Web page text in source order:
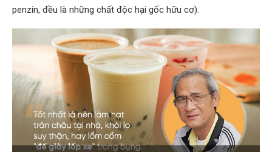
penzin, đều là những chất độc hại gốc hữu cơ).